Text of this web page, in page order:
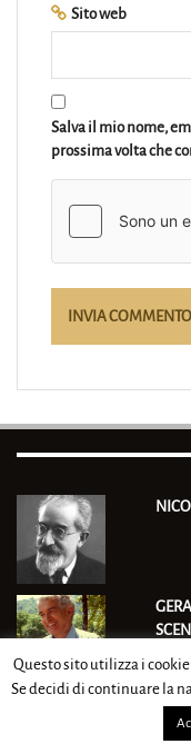
Sito web
Salva il mio nome,
prossima volta che
E
Questo sito utilizza i
Se decidi di continuare la